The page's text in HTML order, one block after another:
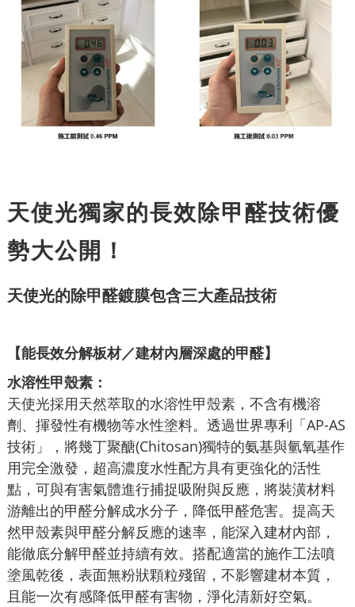
天使光獨家的長效除甲醛技術優
勢大公開！
天使光的除甲醛鍍膜包含三大產品技術
【能長效分解板材／建材內層深處的甲醛】
水溶性甲殼素：
天使光採用天然萃取的水溶性甲殼素，不含有機溶
劑、揮發性有機物等水性塗料。透過世界專利「AP-AS
技術」，將幾丁聚醣(Chitosan)獨特的氨基與氫氧基作
用完全激發，超高濃度水性配方具有更強化的活性
點，可與有害氣體進行捕捉吸附與反應，將裝潢材料
游離出的甲醛分解成水分子，降低甲醛危害。提高天
然甲殼素與甲醛分解反應的速率，能深入建材內部，
能徹底分解甲醛並持續有效。搭配適當的施作工法噴
塗風乾後，表面無粉狀顆粒殘留，不影響建材本質，
且能一次有感降低甲醛有害物，淨化清新好空氣。